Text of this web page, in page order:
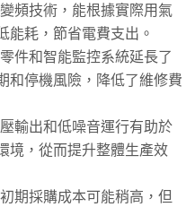
頻技術，能根據實際用氣
能耗，節省電費支出。
件和智能監控系統延長了
和停機風險，降低了維修費
輸出和低噪音運行有助於
境，從而提升整體生產效
期採購成本可能稍高，但